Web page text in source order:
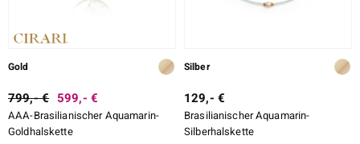
Gold
799,- € 599,- €
AAA-Brasilianischer Aquamarin-
Goldhalskette
Silber
129,- €
Brasilianischer Aquamarin-
Silberhalskette